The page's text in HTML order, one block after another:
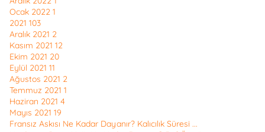
Ocak 2022 1
2021 103
Aralık 2021 2
Kasım 2021 12
Ekim 2021 20
Eylül 2021 11
Ağustos 2021 2
Temmuz 2021 1
Haziran 2021 4
Mayıs 2021 19
Fransız Askısı Ne Kadar Dayanır? Kalıcılık Süresi ...